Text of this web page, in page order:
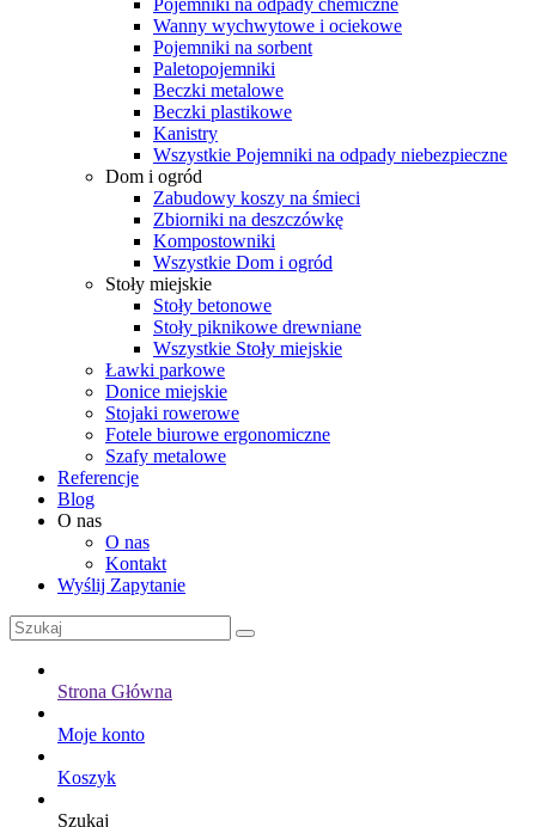
Pojemniki na odpady chemiczne
Wanny wychwytowe i ociekowe
Pojemniki na sorbent
Paletopojemniki
Beczki metalowe
Beczki plastikowe
Kanistry
Wszystkie Pojemniki na odpady niebezpieczne
Dom i ogród
Zabudowy koszy na śmieci
Zbiorniki na deszczówkę
Kompostowniki
Wszystkie Dom i ogród
Stoły miejskie
Stoły betonowe
Stoły piknikowe drewniane
Wszystkie Stoły miejskie
Ławki parkowe
Donice miejskie
Stojaki rowerowe
Fotele biurowe ergonomiczne
Szafy metalowe
Referencje
Blog
O nas
O nas
Kontakt
Wyślij Zapytanie
Strona Główna
Moje konto
Koszyk
Szukaj